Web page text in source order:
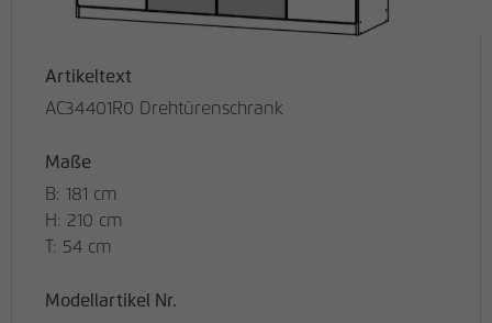
Artikeltext
AC34401R0 Drehtürenschrank
Maße
B: 181 cm
H: 210 cm
T: 54 cm
Modellartikel Nr.